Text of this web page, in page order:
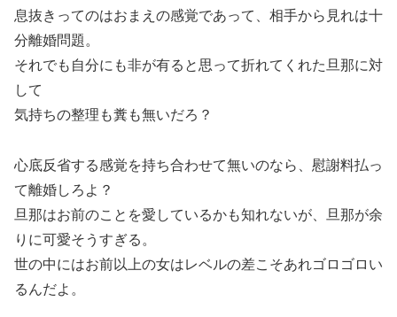
息抜きってのはおまえの感覚であって、相手から見れは十
分離婚問題。
それでも自分にも非が有ると思って折れてくれた旦那に対
して
気持ちの整理も糞も無いだろ？
心底反省する感覚を持ち合わせて無いのなら、慰謝料払っ
て離婚しろよ？
旦那はお前のことを愛しているかも知れないが、旦那が余
りに可愛そうすぎる。
世の中にはお前以上の女はレベルの差こそあれゴロゴロい
るんだよ。